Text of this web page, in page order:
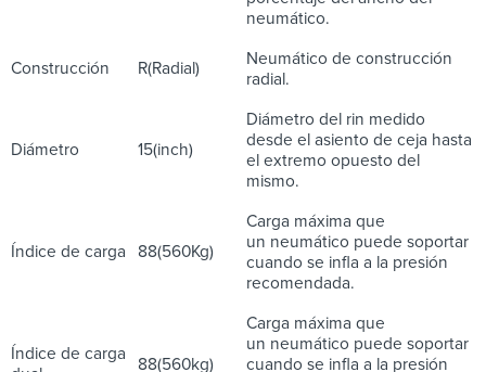
neumático.
Construcción R(Radial)
Neumático de construcción
radial.
Diámetro 15(inch)
Diámetro del rin medido
desde el asiento de ceja hasta
el extremo opuesto del
mismo.
Índice de carga 88(560Kg)
Carga máxima que
un neumático puede soportar
cuando se infla a la presión
recomendada.
Índice de carga
88(560kg)
Carga máxima que
un neumático puede soportar
cuando se infla a la presión